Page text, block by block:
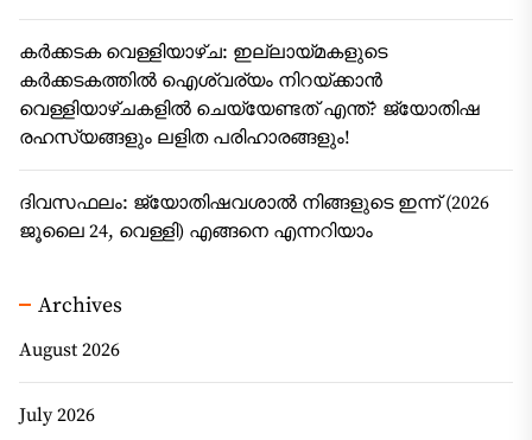
കർക്കടക വെള്ളിയാഴ്ച: ഇല്ലായ്മകളുടെ
കർക്കടകത്തിൽ ഐശ്വര്യം നിറയ്ക്കാൻ
വെള്ളിയാഴ്ചകളിൽ ചെയ്യേണ്ടത് എന്ത്? ജ്യോതിഷ
രഹസ്യങ്ങളും ലളിത പരിഹാരങ്ങളും!
ദിവസഫലം: ജ്യോതിഷവശാൽ നിങ്ങളുടെ ഇന്ന്‌ (2026
ജൂലൈ 24, വെള്ളി) എങ്ങനെ എന്നറിയാം
Archives
August 2026
July 2026